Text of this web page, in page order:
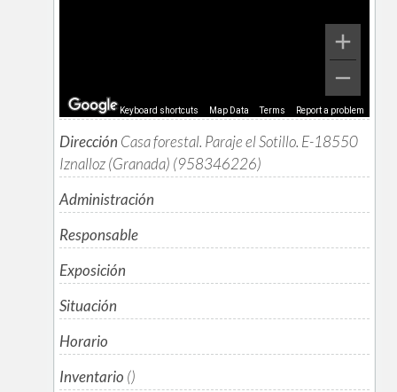
Keyboard shortcuts Map Data Terms Report a problem
Dirección Casa forestal. Paraje el Sotillo. E-18550
Iznalloz (Granada) (958346226)
Administración
Responsable
Exposición
Situación
Horario
Inventario ()